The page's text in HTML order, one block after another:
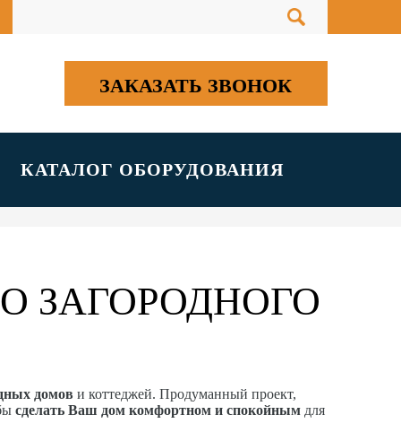
ЗАКАЗАТЬ ЗВОНОК
КАТАЛОГ ОБОРУДОВАНИЯ
ЗАГОРОДНОГО
домов и коттеджей. Продуманный проект,
сделать Ваш дом комфортном и спокойным для